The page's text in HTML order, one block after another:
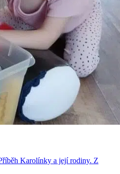
Karolínky a její rodiny. Z